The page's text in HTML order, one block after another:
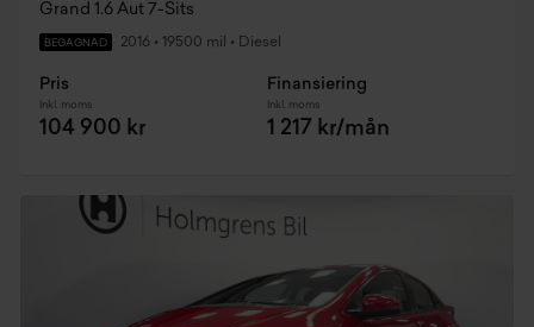
Grand 1.6 Aut 7-Sits
BEGAGNAD 2016 • 19500 mil • Diesel
Pris
Inkl. moms
104 900 kr
Finansiering
Inkl. moms
1 217 kr/mån